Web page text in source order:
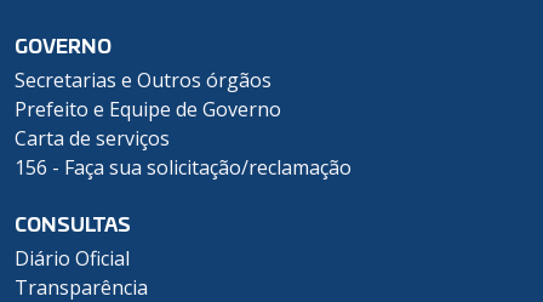
GOVERNO
Secretarias e Outros órgãos
Prefeito e Equipe de Governo
Carta de serviços
156 - Faça sua solicitação/reclamação
CONSULTAS
Diário Oficial
Transparência